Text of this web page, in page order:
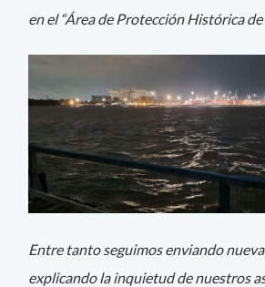
en el “Área de Protección Histórica de
Entre tanto seguimos enviando
explicando la inquietud de nuestros